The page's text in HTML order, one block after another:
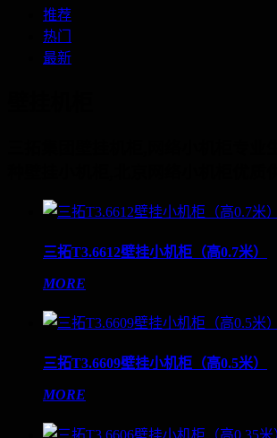
推荐
热门
最新
三拓T3.6612壁挂小机柜（高0.7米）
MORE
三拓T3.6609壁挂小机柜（高0.5米）
MORE